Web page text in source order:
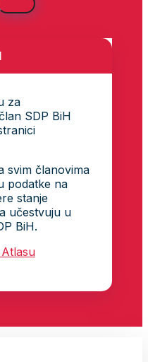
za
SDP BiH
svim članovima
podatke na
stanje
učestvuju u
BiH.